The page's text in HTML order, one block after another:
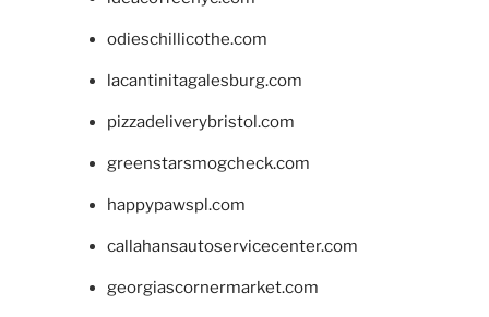
odieschillicothe.com
lacantinitagalesburg.com
pizzadeliverybristol.com
greenstarsmogcheck.com
happypawspl.com
callahansautoservicecenter.com
georgiascornermarket.com